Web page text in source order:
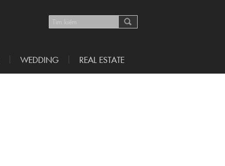
WEDDING REAL ESTATE